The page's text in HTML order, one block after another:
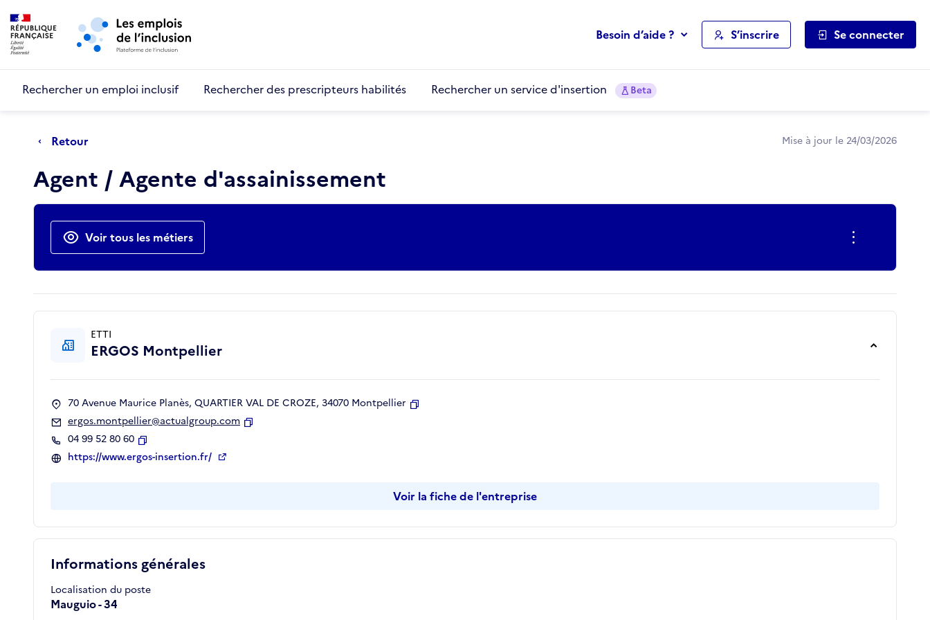
Aller au menu principal
Besoin d’aide ? S’inscrire Se connecter
Rechercher un emploi inclusif Rechercher des prescripteurs habilités Rechercher un service d'insertion Beta
Retour Mise à jour le 24/03/2026
Agent / Agente d'assainissement
Actions rapides
Voir tous les métiers
Informations générales
Localisation du poste
Mauguio - 34
ETTI
ERGOS Montpellier
70 Avenue Maurice Planès, QUARTIER VAL DE CROZE, 34070 Montpellier
ergos.montpellier@actualgroup.com
04 99 52 80 60
Copier
https://www.ergos-insertion.fr/
Voir la fiche de l'entreprise